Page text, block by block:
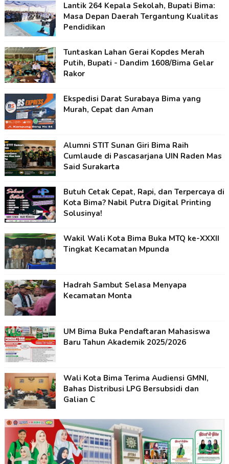
Lantik 264 Kepala Sekolah, Bupati Bima:
Masa Depan Daerah Tergantung Kualitas
Pendidikan
Tuntaskan Lahan Gerai Kopdes Merah
Putih, Bupati - Dandim 1608/Bima Gelar
Rakor
Ekspedisi Darat Surabaya Bima yang
Murah, Cepat dan Aman
Alumni STIT Sunan Giri Bima Raih
Cumlaude di Pascasarjana UIN Raden Mas
Said Surakarta
Butuh Cetak Cepat, Rapi, dan Terpercaya di
Kota Bima? Nabil Putra Digital Printing
Solusinya!
Wakil Wali Kota Bima Buka MTQ ke-XXXII
Tingkat Kecamatan Mpunda
Hadrah Sambut Selasa Menyapa
Kecamatan Monta
UM Bima Buka Pendaftaran Mahasiswa
Baru Tahun Akademik 2025/2026
Wali Kota Bima Terima Audiensi GMNI,
Bahas Distribusi LPG Bersubsidi dan
Galian C